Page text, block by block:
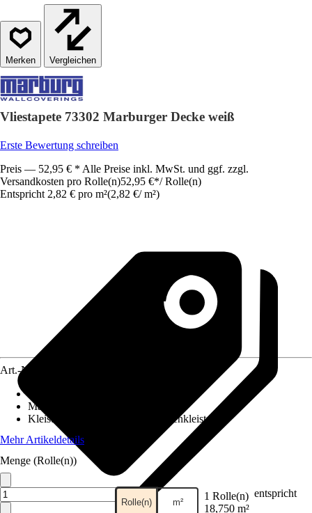
Vergleichen
Vliestapete 73302 Marburger Decke weiß
Erste Bewertung schreiben
Preis — 52,95 € * Alle Preise inkl. MwSt. und ggf. zzgl.
Versandkosten pro Rolle(n)52,95 €*/ Rolle(n)
Entspricht 2,82 € pro m²(2,82 €/ m²)
Art.-Nr.
Maße (BxH)
Kleisterempfehlung
Spezialtapetenkleister
Mehr Artikeldetails
Menge (Rolle(n))
Rolle(n) m² 1 Rolle(n) entspricht
18,750 m²